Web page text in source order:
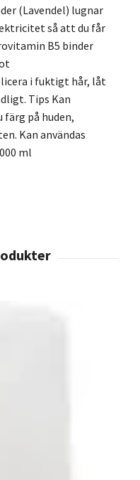
(Lavendel) lugnar
så att du får
B5 binder
i fuktigt hår, låt
Tips Kan
färg på huden,
Kan användas
ml